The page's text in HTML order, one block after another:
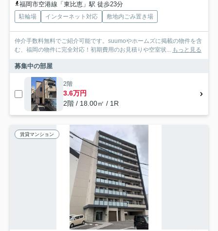
福岡市空港線「東比恵」駅 徒歩23分
駐輪場 インターネット対応 敷地内ごみ置き場
仲介手数料無料でご紹介可能です。suumoやホームズに掲載の物件を含
む、福岡の物件に完全対応！初期費用のお見積りや空室状... もっと見る
募集中の部屋
2階
3.6万円
2階 / 18.00㎡ / 1R
賃貸マンション